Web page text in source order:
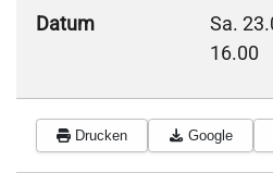
Datum Sa.
16.00
Drucken Google